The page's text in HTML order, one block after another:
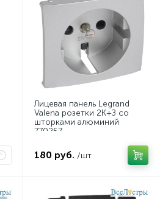
Лицевая панель Legrand
Valena розетки 2К+З со
шторками алюминий
770257
180 руб. /шт